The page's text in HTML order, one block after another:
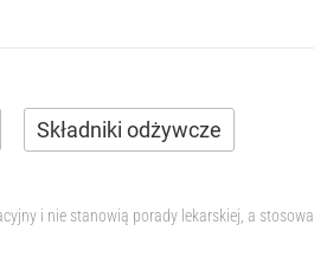
Składniki odżywcze
i nie stanowią porady lekarskiej, a